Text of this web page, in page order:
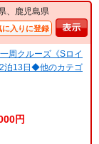
、鹿児島県
に入りに登録
周クルーズ《Sロイ
泊13日◆他のカテゴ
円